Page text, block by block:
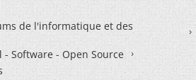
de l'informatique et des
- Software - Open Source